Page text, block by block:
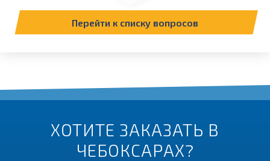
ХОТИТЕ ЗАКАЗАТЬ В
ЧЕБОКСАРАХ?
Перейти к списку вопросов